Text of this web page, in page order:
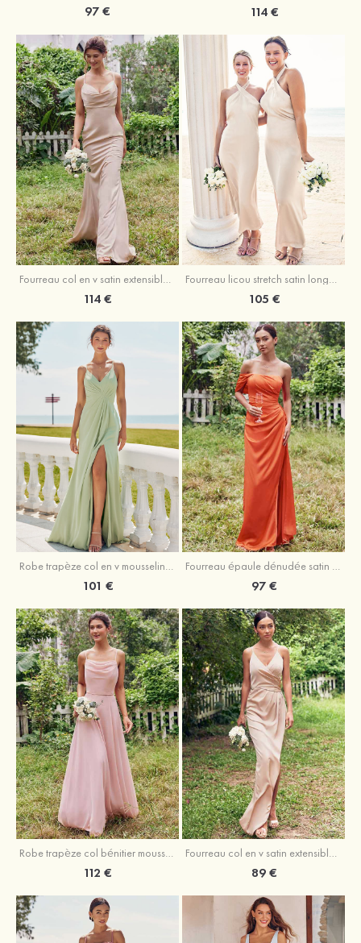
97 € 114 €
Fourreau col en v satin extensible ras du sol robe de demoiselle d'honneur
114 €
Fourreau licou stretch satin longueur cheville robe de demoiselle d'honneur
105 €
Robe trapèze col en v mousseline ras du sol robe de demoiselle d'honneur
101 €
Fourreau épaule dénudée satin extensible ras du sol robe de demoiselle d'honneur
97 €
Robe trapèze col bénitier mousseline ras du sol robe de demoiselle d'honneur
112 €
Fourreau col en v satin extensible asymétrique robe de demoiselle d'honneur
89 €